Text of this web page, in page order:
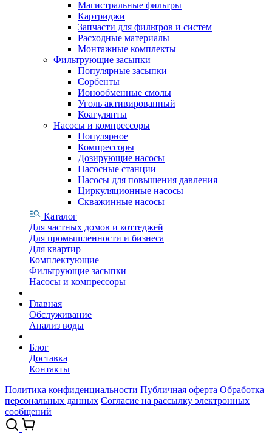
Магистральные фильтры
Картриджи
Запчасти для фильтров и систем
Расходные материалы
Монтажные комплекты
Фильтрующие засыпки
Популярные засыпки
Сорбенты
Ионообменные смолы
Уголь активированный
Коагулянты
Насосы и компрессоры
Популярное
Компрессоры
Дозирующие насосы
Насосные станции
Насосы для повышения давления
Циркуляционные насосы
Скважинные насосы
Каталог
Для частных домов и коттеджей
Для промышленности и бизнеса
Для квартир
Комплектующие
Фильтрующие засыпки
Насосы и компрессоры
Главная
Обслуживание
Анализ воды
Блог
Доставка
Контакты
Политика конфиденциальности Публичная оферта Обработка
персональных данных Согласие на рассылку электронных
сообщений